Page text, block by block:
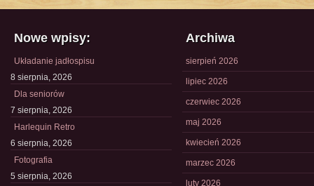
Nowe wpisy:
Układanie jadłospisu
8 sierpnia, 2026
Dla seniorów
7 sierpnia, 2026
Harlequin Retro
6 sierpnia, 2026
Fotografia
5 sierpnia, 2026
Archiwa
sierpień 2026
lipiec 2026
czerwiec 2026
maj 2026
kwiecień 2026
marzec 2026
luty 2026